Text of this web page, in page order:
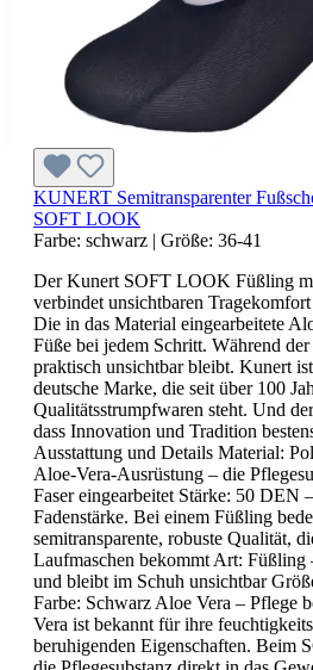
KUNERT Semitransparenter
SOFT LOOK
Farbe: schwarz | Größe: 36-41
Der Kunert SOFT LOOK Füßling
verbindet unsichtbaren
Die in das Material eingearbeitete
Füße bei jedem Schritt. Während
praktisch unsichtbar bleibt. Kunert
deutsche Marke, die seit über 100
Qualitätsstrumpfwaren steht. Und
dass Innovation und Tradition
Ausstattung und Details Material:
Aloe-Vera-Ausrüstung – die
Faser eingearbeitet Stärke: 50 DEN
Fadenstärke. Bei einem Füßling
semitransparente, robuste Qualität,
Laufmaschen bekommt Art: Füßling
und bleibt im Schuh unsichtbar
Farbe: Schwarz Aloe Vera – Pflege
Vera ist bekannt für ihre
beruhigenden Eigenschaften. Beim